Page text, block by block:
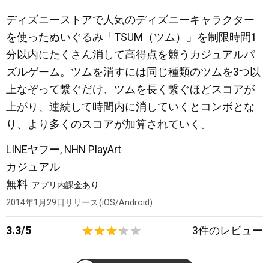
ディズニーストアで人気のディズニーキャラクター
を使ったぬいぐるみ「TSUM（ツム）」を制限時間1
分以内にたくさん消して高得点を競うカジュアルパ
ズルゲーム。ツムを消すには同じ種類のツムを3つ以
上なぞって繋ぐだけ、ツムを長く繋ぐほどスコアが
上がり、連続して時間内に消していくとコンボとな
り、より多くのスコアが加算されていく。
LINEヤフー, NHN PlayArt
カジュアル
無料 アプリ内課金あり
2014年1月29日 リリース iOS/Android
3.3/5 3件のレビュー